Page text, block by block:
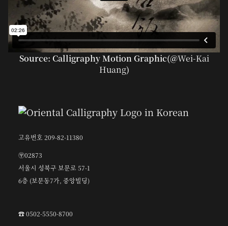
Source: Calligraphy Motion Graphic(@Wei-Kai
Huang)
고유번호 209-82-11380
〶02873
서울시 성북구 보문로 57-1
6층 (보문동7가, 중앙빌딩)
☎︎ 0502-5550-8700